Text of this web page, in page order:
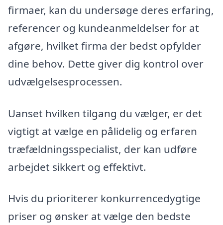
firmaer, kan du undersøge deres erfaring,
referencer og kundeanmeldelser for at
afgøre, hvilket firma der bedst opfylder
dine behov. Dette giver dig kontrol over
udvælgelsesprocessen.
Uanset hvilken tilgang du vælger, er det
vigtigt at vælge en pålidelig og erfaren
træfældningsspecialist, der kan udføre
arbejdet sikkert og effektivt.
Hvis du prioriterer konkurrencedygtige
priser og ønsker at vælge den bedste